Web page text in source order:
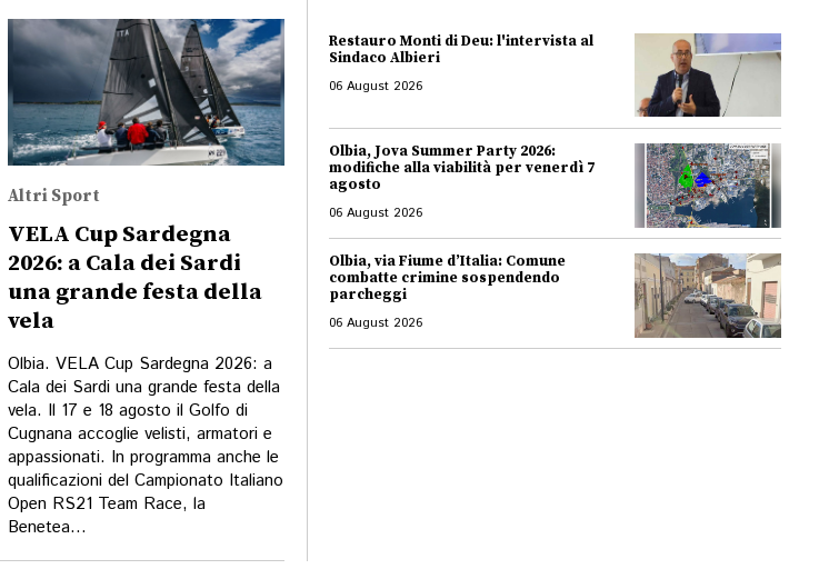
Altri Sport
VELA Cup Sardegna
2026: a Cala dei Sardi
una grande festa della
vela
Olbia. VELA Cup Sardegna 2026: a
Cala dei Sardi una grande festa della
vela. Il 17 e 18 agosto il Golfo di
Cugnana accoglie velisti, armatori e
appassionati. In programma anche le
qualificazioni del Campionato Italiano
Open RS21 Team Race, la
Benetea...
Restauro Monti di Deu: l'intervista al
Sindaco Albieri
06 August 2026
Olbia, Jova Summer Party 2026:
modifiche alla viabilità per venerdì 7
agosto
06 August 2026
Olbia, via Fiume d’Italia: Comune
combatte crimine sospendendo
parcheggi
06 August 2026